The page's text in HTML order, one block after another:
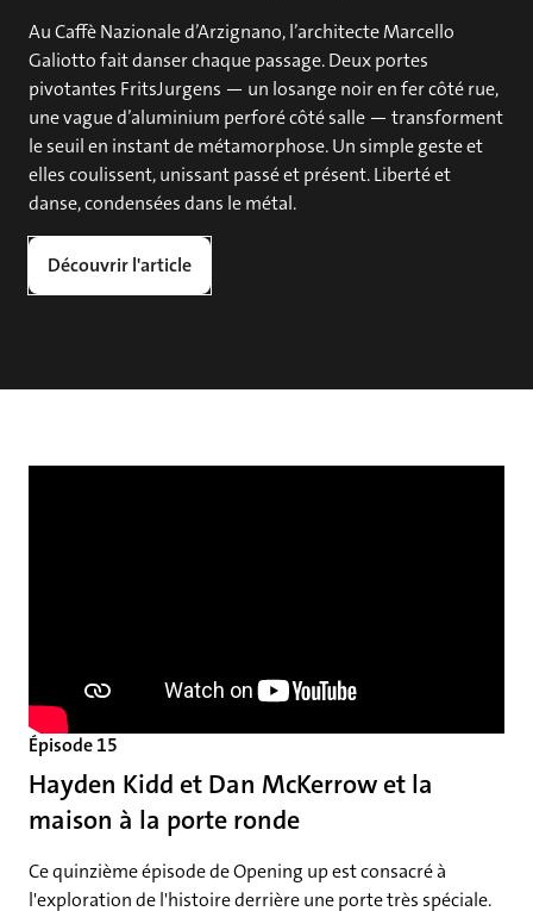
Au Caffè Nazionale d’Arzignano, l’architecte Marcello
Galiotto fait danser chaque passage. Deux portes
pivotantes FritsJurgens — un losange noir en fer côté rue,
une vague d’aluminium perforé côté salle — transforment
le seuil en instant de métamorphose. Un simple geste et
elles coulissent, unissant passé et présent. Liberté et
danse, condensées dans le métal.
Découvrir l'article
Épisode 15
Hayden Kidd et Dan McKerrow et la
maison à la porte ronde
Ce quinzième épisode de Opening up est consacré à
l'exploration de l'histoire derrière une porte très spéciale.